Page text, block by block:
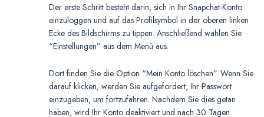
Der erste Schritt besteht darin, sich in Ihr Snapchat-Konto
einzuloggen und auf das Profilsymbol in der oberen linken
Ecke des Bildschirms zu tippen. Anschließend wählen Sie
“Einstellungen” aus dem Menü aus.
Dort finden Sie die Option “Mein Konto löschen”. Wenn Sie
darauf klicken, werden Sie aufgefordert, Ihr Passwort
einzugeben, um fortzufahren. Nachdem Sie dies getan
haben, wird Ihr Konto deaktiviert und nach 30 Tagen